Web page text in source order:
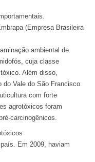
(Empresa Brasileira
ambiental de
cuja classe
Além disso,
do Vale do São Francisco
com forte
agrotóxicos foram
carcinogênicos.
Em 2009, haviam